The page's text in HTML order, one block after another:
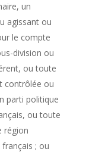
un
agissant ou
le compte
division ou
ou toute
contrôlée ou
parti politique
ou toute
région
; ou